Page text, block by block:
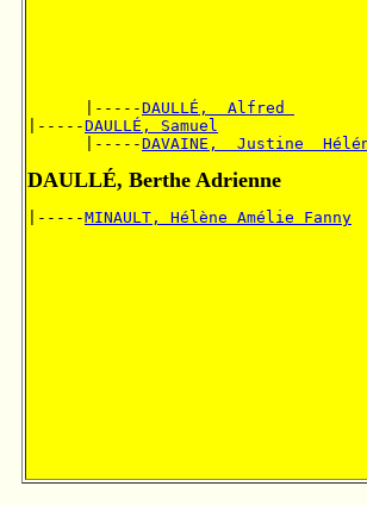
      |-----
DAULLÉ,  Alfred
|-----DAULLÉ, Samuel
      |-----
DAVAINE,  Justine
DAULLÉ, Berthe Adrienne
|-----MINAULT, Hélène Amélie Fanny